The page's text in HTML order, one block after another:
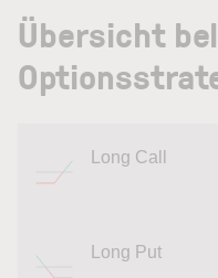
Übersicht
Long Call
Long Put